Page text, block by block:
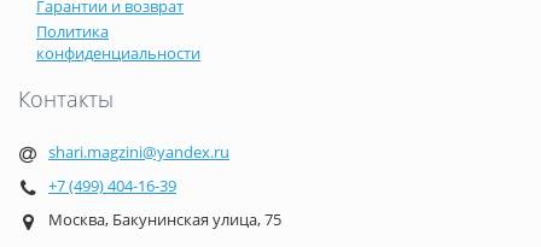
Гарантии и возврат
Политика
конфиденциальности
Контакты
shari.magzini@yandex.ru
+7 (499) 404-16-39
Москва, Бакунинская улица, 75